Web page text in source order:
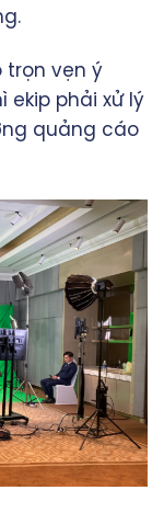
vẹn ý
ekip phải xử lý
quảng cáo